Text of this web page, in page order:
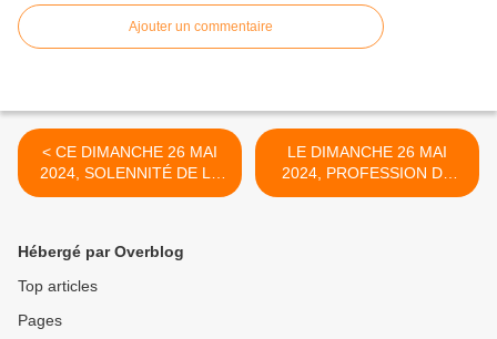
Ajouter un commentaire
< CE DIMANCHE 26 MAI
2024, SOLENNITÉ DE LA
TRÈS SAINTE TRINITÉ
LE DIMANCHE 26 MAI
2024, PROFESSION DE
FOI ET DIMANCHE DE LA
Hébergé par Overblog
Top articles
Pages